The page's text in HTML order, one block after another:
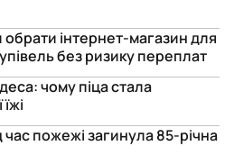
обрати інтернет-магазин для
без ризику переплат
чому піца стала
час пожежі загинула 85-річна